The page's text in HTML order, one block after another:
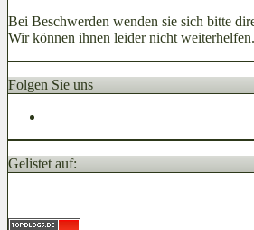
Bei Beschwerden wenden sie sich bitte
Wir können ihnen leider nicht weiterhelfen.
Folgen Sie uns
Gelistet auf: